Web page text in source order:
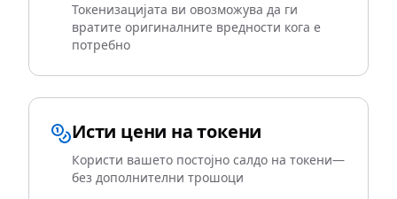
Токенизацијата ви овозможува да ги
вратите оригиналните вредности кога е
потребно
Исти цени на токени
Користи вашето постојно салдо на токени—
без дополнителни трошоци